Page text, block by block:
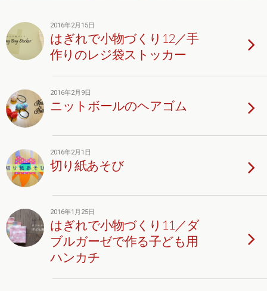
2016年2月15日
はぎれで小物づくり12／手
作りのレジ袋ストッカー
2016年2月9日
ニットボールのヘアゴム
2016年2月1日
切り紙あそび
2016年1月25日
はぎれで小物づくり11／ダ
ブルガーゼで作る子ども用
ハンカチ